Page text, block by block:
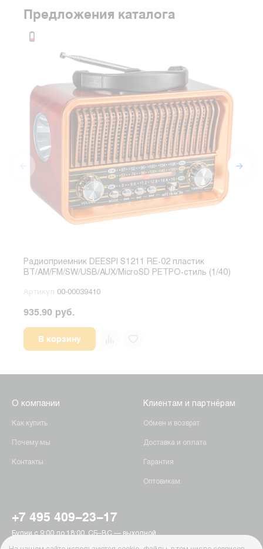
Предложения каталога
Радиоприемник DEESPI S1211 RE-02 пластик
BT/AM/FM/SW/USB/AUX/MicroSD РЕТРО-стиль (1/40)
Артикул 00-00039410
935.90 руб.
В корзину
О компании
Как купить
Почему мы
Контакты
Клиентам и партнёрам
Обмен и возврат
Доставка и оплата
Гарантия
Оптовикам
+7 495 409-23-17
Будни с 9:00 до 18:00, СБ–ВС — выходной
г. Москва, Пятницкое шоссе, 15